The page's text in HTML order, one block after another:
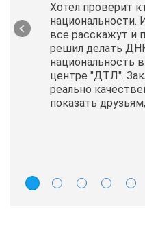
Хотел проверит
национальности.
все расскажут и
решил делать
национальность
центре "ДТЛ".
реально
показать